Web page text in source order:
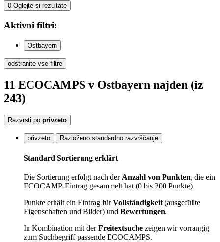
0 Oglejte si rezultate
Aktivni filtri:
Ostbayern
odstranite vse filtre
11 ECOCAMPS v Ostbayern najden (iz
243)
Razvrsti po privzeto
privzeto Razloženo standardno razvrščanje
Standard Sortierung erklärt
Die Sortierung erfolgt nach der Anzahl von Punkten, die ein
ECOCAMP-Eintrag gesammelt hat (0 bis 200 Punkte).
Punkte erhält ein Eintrag fürVollständigkeit (ausgefüllte
Eigenschaften und Bilder) und Bewertungen.
In Kombination mit derFreitextsuche zeigen wir vorrangig
zum Suchbegriff passende ECOCAMPS.